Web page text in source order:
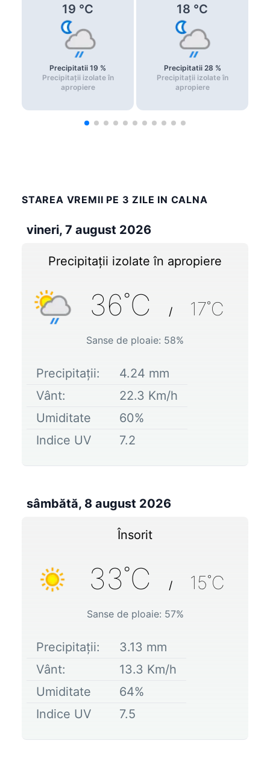
19 °C
Precipitatii 19 %
Precipitații izolate în
apropiere
18 °C
Precipitatii 28 %
Precipitații izolate în
apropiere
STAREA VREMII PE 3 ZILE IN CALNA
vineri, 7 august 2026
Precipitații izolate în apropiere
36˚C / 17˚C
Sanse de ploaie: 58%
Precipitații: 4.24 mm
Vânt:
22.3 Km/h
Umiditate
60%
Indice UV
7.2
sâmbătă, 8 august 2026
Însorit
33˚C / 15˚C
Sanse de ploaie: 57%
Precipitații: 3.13 mm
Vânt:
13.3 Km/h
Umiditate
64%
Indice UV
7.5